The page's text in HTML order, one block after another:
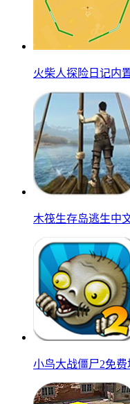
火柴人探险日记内
木筏生存岛逃生中
小鸟大战僵尸2免